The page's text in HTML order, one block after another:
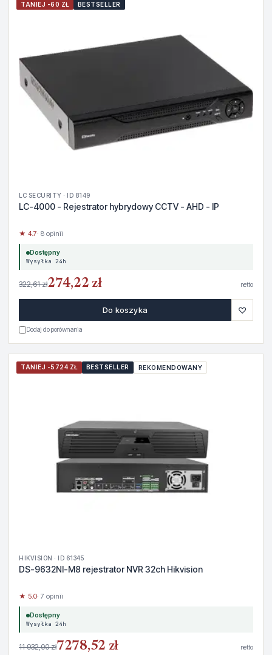
TANIEJ -60 ZŁ BESTSELLER
LC SECURITY · ID 8149
LC-4000 - Rejestrator hybrydowy CCTV - AHD - IP
★ 4.7· 8 opinii
Dostępny
Wysyłka 24h
322,61 zł274,22 zł netto
Do koszyka ♡
Dodaj do porównania
TANIEJ -5724 ZŁ BESTSELLER REKOMENDOWANY
HIKVISION · ID 61345
DS-9632NI-M8 rejestrator NVR 32ch Hikvision
★ 5.0· 7 opinii
Dostępny
Wysyłka 24h
11 932,00 zł7278,52 zł netto